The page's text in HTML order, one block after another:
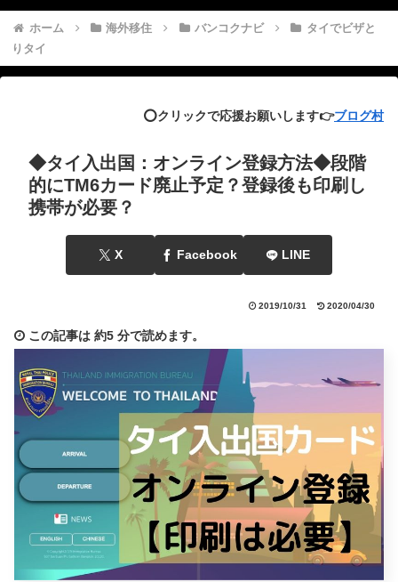
ホーム 海外移住 バンコクナビ
タイでビザと
りタイ
⭕️クリックで応援お願いします👉ブログ村
◆タイ入出国：オンライン登録方法◆段階
的にTM6カード廃止予定？登録後も印刷し
携帯が必要？
X Facebook LINE
2019/10/31 2020/04/30
この記事は 約5 分で読めます。